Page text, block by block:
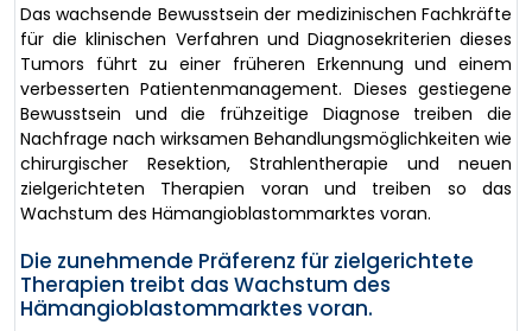
Das wachsende Bewusstsein der medizinischen Fachkräfte
für die klinischen Verfahren und Diagnosekriterien dieses
Tumors führt zu einer früheren Erkennung und einem
verbesserten Patientenmanagement. Dieses gestiegene
Bewusstsein und die frühzeitige Diagnose treiben die
Nachfrage nach wirksamen Behandlungsmöglichkeiten wie
chirurgischer Resektion, Strahlentherapie und neuen
zielgerichteten Therapien voran und treiben so das
Wachstum des Hämangioblastommarktes voran.
Die zunehmende Präferenz für zielgerichtete
Therapien treibt das Wachstum des
Hämangioblastommarktes voran.